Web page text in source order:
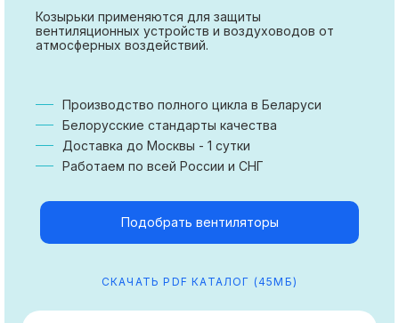
Козырьки применяются для защиты
вентиляционных устройств и воздуховодов от
атмосферных воздействий.
Производство полного цикла в Беларуси
Белорусские стандарты качества
Доставка до Москвы - 1 сутки
Работаем по всей России и СНГ
Подобрать вентиляторы
СКАЧАТЬ PDF КАТАЛОГ (45МБ)